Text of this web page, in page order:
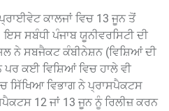
ਕਾਲਜਾਂ ਵਿਚ 13 ਜੂਨ ਤੋਂ
ਸਬੰਧੀ ਪੰਜਾਬ ਯੂਨੀਵਰਸਿਟੀ ਦੀ
ਨੇ ਸਬਜੈਕਟ ਕੰਬੀਨੇਸ਼ਨ (ਵਿਸ਼ਿਆਂ ਦੀ
ਕਈ ਵਿਸ਼ਿਆਂ ਵਿਚ ਹਾਲੇ ਵੀ
ਸਿੱਖਿਆ ਵਿਭਾਗ ਨੇ ਪ੍ਰਾਸਪੈਕਟਸ
12 ਜਾਂ 13 ਜੂਨ ਨੂੰ ਰਿਲੀਜ਼ ਕਰਨ